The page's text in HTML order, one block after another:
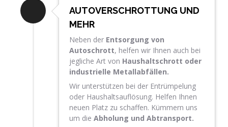
AUTOVERSCHROTTUNG UND
MEHR
Neben der Entsorgung von
Autoschrott, helfen wir Ihnen auch bei
jegliche Art von Haushaltschrott oder
industrielle Metallabfällen.
Wir unterstützen bei der Entrümpelung
oder Haushaltsauflösung. Helfen Ihnen
neuen Platz zu schaffen. Kümmern uns
um die Abholung und Abtransport.